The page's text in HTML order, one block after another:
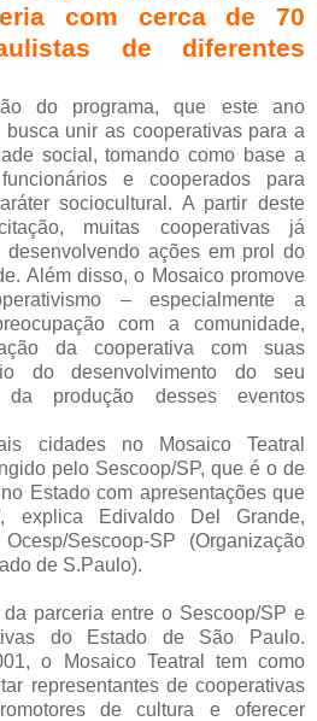
com cerca de 70
de diferentes
do programa, que este ano
unir as cooperativas para a
social, tomando como base a
e cooperados para
sociocultural. A partir deste
muitas cooperativas já
desenvolvendo ações em prol do
Além disso, o Mosaico promove
– especialmente a
com a comunidade,
da cooperativa com suas
do desenvolvimento do seu
produção desses eventos
cidades no Mosaico Teatral
pelo Sescoop/SP, que é o de
Estado com apresentações que
explica Edivaldo Del Grande,
Sescoop-SP (Organização
de S.Paulo).
parceria entre o Sescoop/SP e
do Estado de São Paulo.
o Mosaico Teatral tem como
representantes de cooperativas
de cultura e oferecer